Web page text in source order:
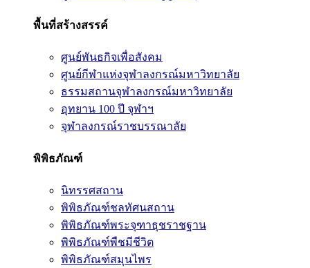
พื้นที่สร้างสรรค์
ศูนย์พันธกิจเพื่อสังคม
ศูนย์กีฬาแห่งจุฬาลงกรณ์มหาวิทยาลัย
ธรรมสถานจุฬาลงกรณ์มหาวิทยาลัย
อุทยาน 100 ปี จุฬาฯ
จุฬาลงกรณ์ราชบรรณาลัย
พิพิธภัณฑ์
นิทรรศสถาน
พิพิธภัณฑ์ชลทัศนสถาน
พิพิธภัณฑ์พระจุฑาธุชราชฐาน
พิพิธภัณฑ์พืชมีชีวิต
พิพิธภัณฑ์สมุนไพร